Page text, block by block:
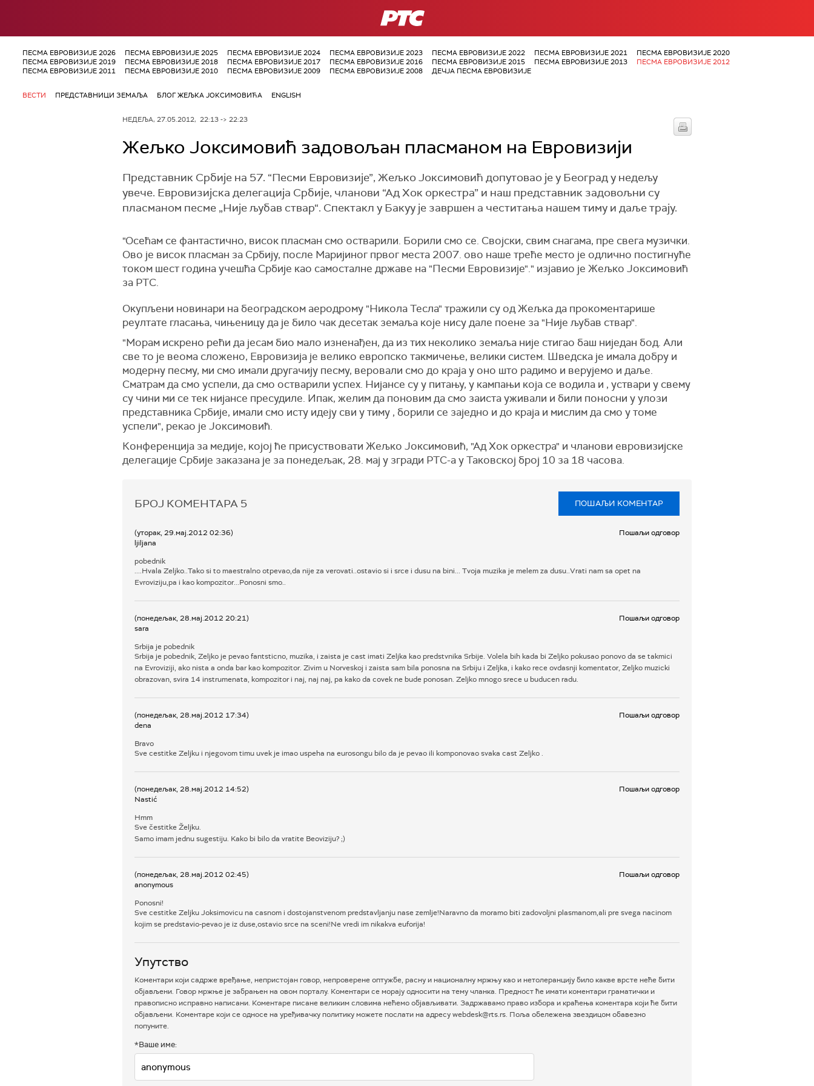
РТС
ПЕСМА ЕВРОВИЗИЈЕ 2026 ПЕСМА ЕВРОВИЗИЈЕ 2025 ПЕСМА ЕВРОВИЗИЈЕ 2024 ПЕСМА ЕВРОВИЗИЈЕ 2023 ПЕСМА ЕВРОВИЗИЈЕ 2022 ПЕСМА ЕВРОВИЗИЈЕ 2021
ПЕСМА ЕВРОВИЗИЈЕ 2020
ПЕСМА ЕВРОВИЗИЈЕ 2019
ПЕСМА ЕВРОВИЗИЈЕ 2018 ПЕСМА ЕВРОВИЗИЈЕ 2017 ПЕСМА ЕВРОВИЗИЈЕ 2016 ПЕСМА ЕВРОВИЗИЈЕ 2015 ПЕСМА ЕВРОВИЗИЈЕ 2013
ПЕСМА ЕВРОВИЗИЈЕ 2012
ПЕСМА ЕВРОВИЗИЈЕ 2011
ПЕСМА ЕВРОВИЗИЈЕ 2010 ПЕСМА ЕВРОВИЗИЈЕ 2009 ПЕСМА ЕВРОВИЗИЈЕ 2008 ДЕЧЈА ПЕСМА ЕВРОВИЗИЈЕ
ВЕСТИ ПРЕДСТАВНИЦИ ЗЕМАЉА БЛОГ ЖЕЉКА ЈОКСИМОВИЋА ENGLISH
НЕДЕЉА, 27.05.2012, 22:13 -> 22:23
Жељко Јоксимовић задовољан пласманом на Евровизији
Представник Србије на 57. “Песми Евровизије”, Жељко Јоксимовић допутовао је у Београд у недељу
увече. Евровизијска делегација Србије, чланови “Ад Хок оркестра” и наш представник задовољни су
пласманом песме „Није љубав ствар“. Спектакл у Бакуу је завршен а честитања нашем тиму и даље трају.
"Осећам се фантастично, висок пласман смо остварили. Борили смо се. Својски, свим снагама, пре свега музички.
Ово је висок пласман за Србију, после Маријиног првог места 2007. ово наше треће место је одлично постигнуће
током шест година учешћа Србије као самосталне државе на "Песми Евровизије"." изјавио је Жељко Јоксимовић
за РТС.
Окупљени новинари на београдском аеродрому "Никола Тесла" тражили су од Жељка да прокоментарише
реултате гласања, чињеницу да је било чак десетак земаља које нису дале поене за "Није љубав ствар".
"Морам искрено рећи да јесам био мало изненађен, да из тих неколико земаља није стигао баш ниједан бод. Али
све то је веома сложено, Евровизија је велико европско такмичење, велики систем. Шведска је имала добру и
модерну песму, ми смо имали другачију песму, веровали смо до краја у оно што радимо и верујемо и даље.
Сматрам да смо успели, да смо остварили успех. Нијансе су у питању, у кампањи која се водила и , уствари у свему
су чини ми се тек нијансе пресудиле. Ипак, желим да поновим да смо заиста уживали и били поносни у улози
представника Србије, имали смо исту идеју сви у тиму , борили се заједно и до краја и мислим да смо у томе
успели", рекао је Јоксимовић.
Конференција за медије, којој ће присуствовати Жељко Јоксимовић, "Ад Хок оркестра" и чланови евровизијске
делегације Србије заказана је за понедељак, 28. мај у згради РТС-а у Таковској број 10 за 18 часова.
БРОЈ КОМЕНТАРА 5 ПОШАЉИ КОМЕНТАР
(уторак, 29.мај.2012 02:36)
ljiljana
Пошаљи одговор
pobednik
....Hvala Zeljko..Tako si to maestralno otpevao,da nije za verovati..ostavio si i srce i dusu na bini... Tvoja muzika je melem za dusu..Vrati nam sa opet na
Evroviziju,pa i kao kompozitor...Ponosni smo..
(понедељак, 28.мај.2012 20:21)
sara
Пошаљи одговор
Srbija je pobednik
Srbija je pobednik, Zeljko je pevao fantsticno, muzika, i zaista je cast imati Zeljka kao predstvnika Srbije. Volela bih kada bi Zeljko pokusao ponovo da se takmici
na Evroviziji, ako nista a onda bar kao kompozitor. Zivim u Norveskoj i zaista sam bila ponosna na Srbiju i Zeljka, i kako rece ovdasnji komentator, Zeljko muzicki
obrazovan, svira 14 instrumenata, kompozitor i naj, naj naj, pa kako da covek ne bude ponosan. Zeljko mnogo srece u buducen radu.
(понедељак, 28.мај.2012 17:34)
dena
Пошаљи одговор
Bravo
Sve cestitke Zeljku i njegovom timu uvek je imao uspeha na eurosongu bilo da je pevao ili komponovao svaka cast Zeljko .
(понедељак, 28.мај.2012 14:52)
Nastić
Пошаљи одговор
Hmm
Sve čestitke Željku.
Samo imam jednu sugestiju. Kako bi bilo da vratite Beoviziju? ;)
(понедељак, 28.мај.2012 02:45)
anonymous
Пошаљи одговор
Ponosni!
Sve cestitke Zeljku Joksimovicu na casnom i dostojanstvenom predstavljanju nase zemlje!Naravno da moramo biti zadovoljni plasmanom,ali pre svega nacinom
kojim se predstavio-pevao je iz duse,ostavio srce na sceni!Ne vredi im nikakva euforija!
Упутство
Коментари који садрже вређање, непристојан говор, непроверене оптужбе, расну и националну мржњу као и нетолеранцију било какве врсте неће бити
објављени. Говор мржње је забрањен на овом порталу. Коментари се морају односити на тему чланка. Предност ће имати коментари граматички и
правописно исправно написани. Коментаре писане великим словима нећемо објављивати. Задржавамо право избора и краћења коментара који ће бити
објављени. Коментаре који се односе на уређивачку политику можете послати на адресу webdesk@rts.rs. Поља обележена звездицом обавезно
попуните.
*Ваше име: